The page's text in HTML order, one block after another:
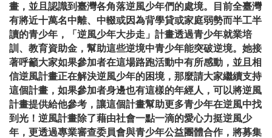
畫，並且認識到臺灣各角落逆風少年們的處境。目前全臺灣
有將近十萬名中離、中輟或因為背學貸或家庭弱勢而半工半
讀的青少年，「逆風少年大步走」計畫透過青少年就業培
訓、教育資助金，幫助這些逆境中青少年能突破逆境。她接
著呼籲大家如果參加者在這場路跑活動中有所感動，並且相
信逆風計畫正在解決逆風少年的困境，那麼請大家繼續支持
這個計畫，如果參加者身邊也有這樣的年經人，可以將逆風
計畫提供給他參考，讓這個計畫幫助更多青少年在逆風中找
到光！逆風計畫除了藉由社會一點一滴的愛心力挺逆風少
年，更透過專業審查委員會與青少年公益團體合作，將募集